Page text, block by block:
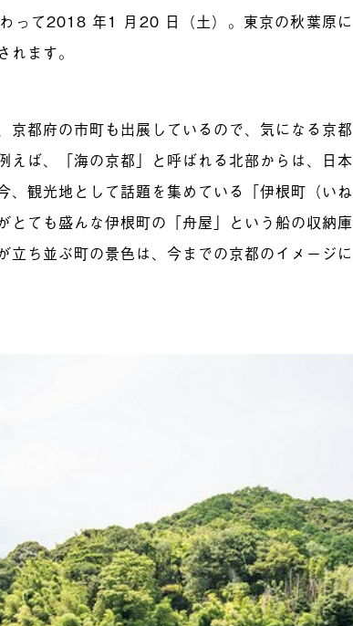
って2018 年1 月20 日（土）。東京の秋葉原に
れます。
京都府の市町も出展しているので、気になる京都
えば、「海の京都」と呼ばれる北部からは、日本
、観光地として話題を集めている「伊根町（いね
とても盛んな伊根町の「舟屋」という船の収納庫
立ち並ぶ町の景色は、今までの京都のイメージに